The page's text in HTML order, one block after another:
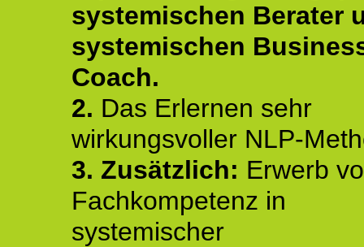
systemischen Berater
systemischen
Coach.
2. Das Erlernen sehr
wirkungsvoller NLP-
3. Zusätzlich: Erwerb
Fachkompetenz in
systemischer